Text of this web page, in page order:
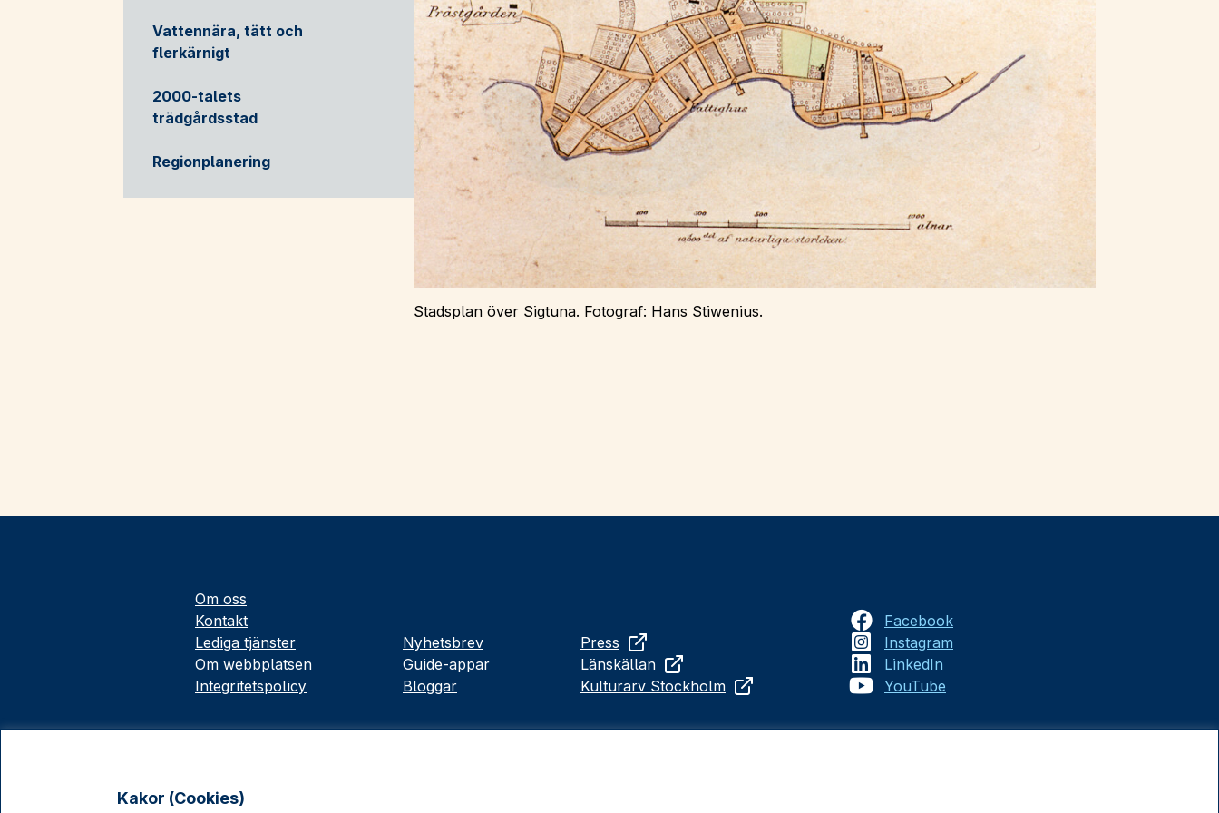
Kakor (Cookies)
Vattennära, tätt och
flerkärnigt
2000-talets
trädgårdsstad
Regionplanering
Stadsplan över Sigtuna. Fotograf: Hans Stiwenius.
Om oss
Kontakt
Lediga tjänster
Om webbplatsen
Integritetspolicy
Nyhetsbrev
Guide-appar
Bloggar
Press
Länskällan
Kulturarv Stockholm
Facebook
Instagram
LinkedIn
YouTube